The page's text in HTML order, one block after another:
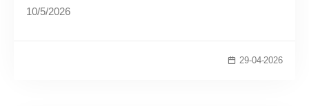
10/5/2026
29-04-2026